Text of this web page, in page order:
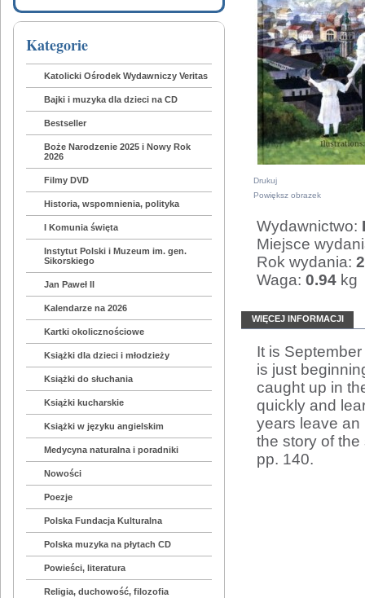
Kategorie
Katolicki Ośrodek Wydawniczy Veritas
Bajki i muzyka dla dzieci na CD
Bestseller
Boże Narodzenie 2025 i Nowy Rok
2026
Filmy DVD
Historia, wspomnienia, polityka
I Komunia święta
Instytut Polski i Muzeum im. gen.
Sikorskiego
Jan Paweł II
Kalendarze na 2026
Kartki okolicznościowe
Książki dla dzieci i młodzieży
Książki do słuchania
Książki kucharskie
Książki w języku angielskim
Medycyna naturalna i poradniki
Nowości
Poezje
Polska Fundacja Kulturalna
Polska muzyka na płytach CD
Powieści, literatura
Religia, duchowość, filozofia
Drukuj
Powiększ obrazek
Wydawnictwo:
Miejsce
Rok wydania:
Waga: 0.94kg
WIĘCEJ INFORMACJI
It is
is just
caught up in
quickly and
years leave an
the story of
pp. 140.